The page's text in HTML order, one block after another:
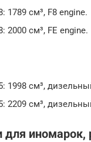
1789 см³, F8 engine.
2000 см³, FE engine.
1998 см³,
2209 см³,
для иномарок,